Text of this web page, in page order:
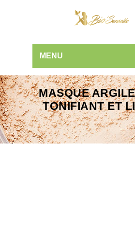
MENU
MASQUE
TONIFIANT ET